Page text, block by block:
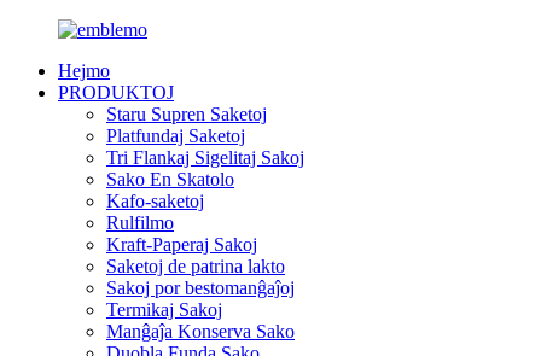
Hejmo
PRODUKTOJ
Staru Supren Saketoj
Platfundaj Saketoj
Tri Flankaj Sigelitaj Sakoj
Sako En Skatolo
Kafo-saketoj
Rulfilmo
Kraft-Paperaj Sakoj
Saketoj de patrina lakto
Sakoj por bestomanĝaĵoj
Termikaj Sakoj
Manĝaĵa Konserva Sako